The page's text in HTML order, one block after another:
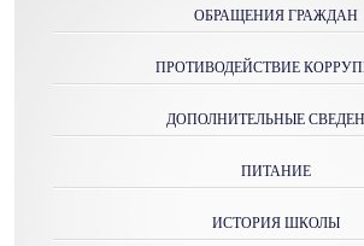
ОБРАЩЕНИЯ ГРАЖДАН
ПРОТИВОДЕЙСТВИЕ
ДОПОЛНИТЕЛЬНЫЕ
ПИТАНИЕ
ИСТОРИЯ ШКОЛЫ